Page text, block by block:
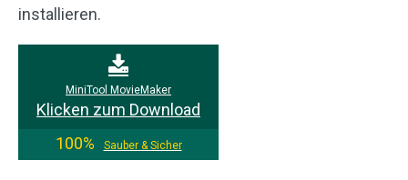
installieren.
MiniTool MovieMaker
Klicken zum Download
100%
Sauber & Sicher